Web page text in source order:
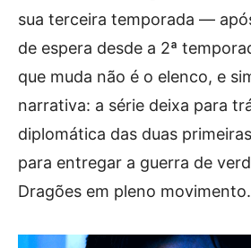
sua terceira temporada —
de espera desde a 2ª
que muda não é o elenco, e
narrativa: a série deixa para
diplomática das duas
para entregar a guerra de
Dragões em pleno movimento.